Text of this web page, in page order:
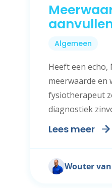
Algemeen
Heeft een
meerwaarde en
fysiotherapeut
diagnostiek
Lees meer
Wouter